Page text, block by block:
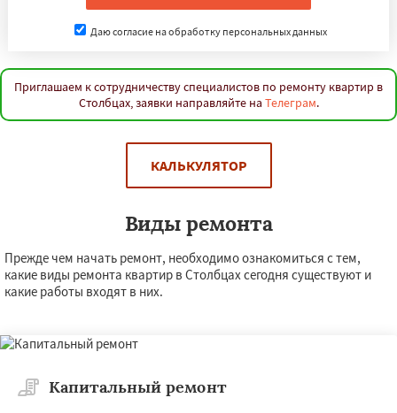
Даю согласие на обработку персональных данных
Приглашаем к сотрудничеству специалистов по ремонту квартир в
Столбцах, заявки направляйте на Телеграм.
КАЛЬКУЛЯТОР
Виды ремонта
Прежде чем начать ремонт, необходимо ознакомиться с тем,
какие виды ремонта квартир в Столбцах сегодня существуют и
какие работы входят в них.
Капитальный ремонт